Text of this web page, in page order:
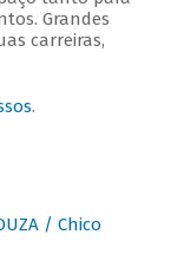
Grandes
carreiras,
.
/ Chico